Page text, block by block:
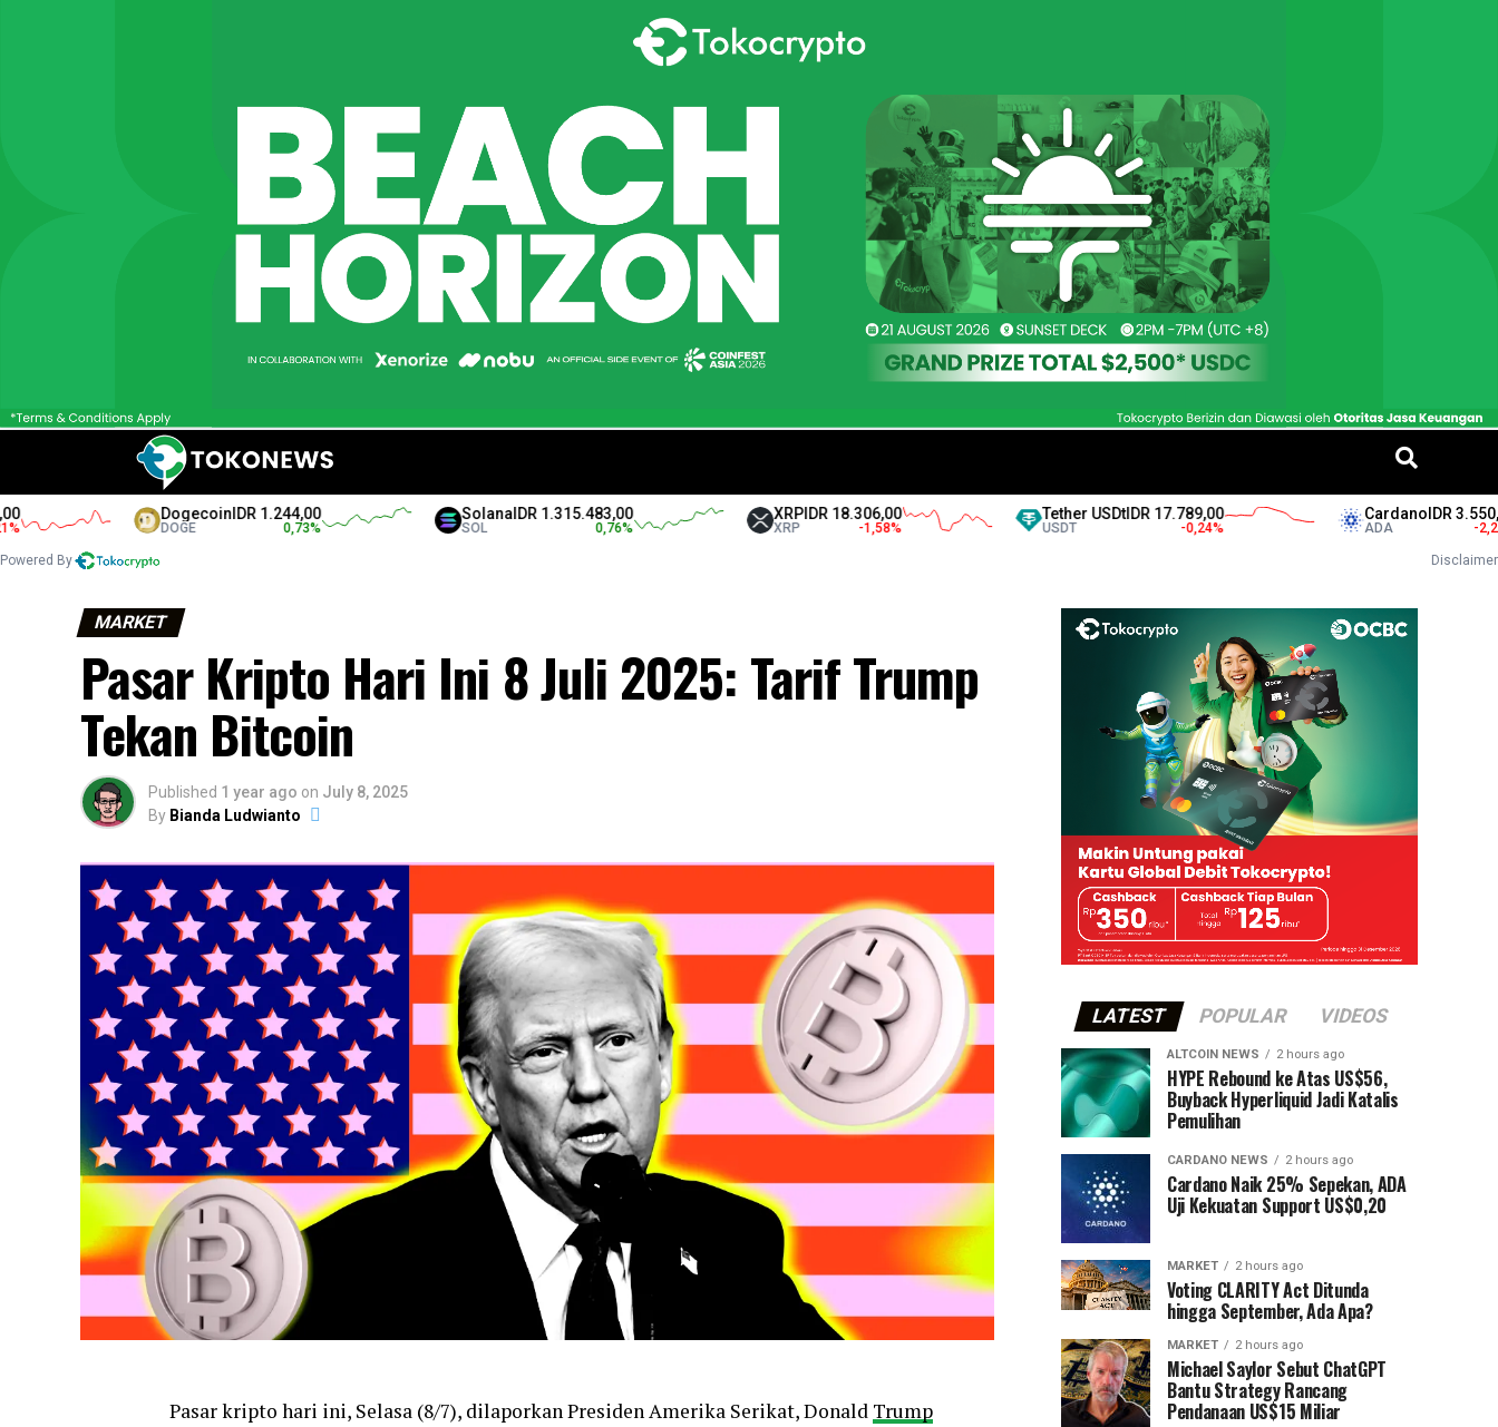
DogecoinIDR 1.244,00
DOGE
SolanaIDR 1.315.483,00 XRPIDR 18.306,00
XRP
Tether USDtIDR 17.789,00
USDT
CardanoIDR 3.550,00
Powered By Disclaimer
MARKET
Pasar Kripto Hari Ini 8 Juli 2025: Tarif Trump
Tekan Bitcoin
Published 1 year ago on July 8, 2025
By Bianda Ludwianto
Pasar kripto hari ini, Selasa (8/7), dilaporkan Presiden Amerika Serikat, Donald Trump
LATEST POPULAR VIDEOS
ALTCOIN NEWS 2 hours ago
HYPE Rebound ke Atas US$56,
Buyback Hyperliquid Jadi Katalis
Pemulihan
CARDANO NEWS 2 hours ago
Cardano Naik 25% Sepekan, ADA
Uji Kekuatan Support US$0,20
MARKET 2 hours ago
Voting CLARITY Act Ditunda
hingga September, Ada Apa?
MARKET 2 hours ago
Michael Saylor Sebut ChatGPT
Bantu Strategy Rancang
Pendanaan US$15 Miliar